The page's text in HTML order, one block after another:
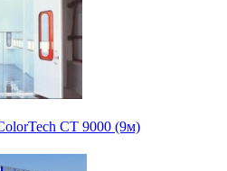
СТ 9000 (9м)